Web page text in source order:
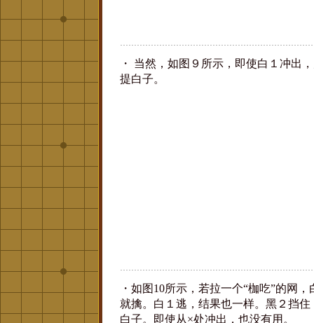
・ 当然，如图９所示，即使白１冲出
提白子。
・如图10所示，若拉一个“枷吃”的网
就擒。白１逃，结果也一样。黑２挡住
白子。即使从×处冲出，也没有用。